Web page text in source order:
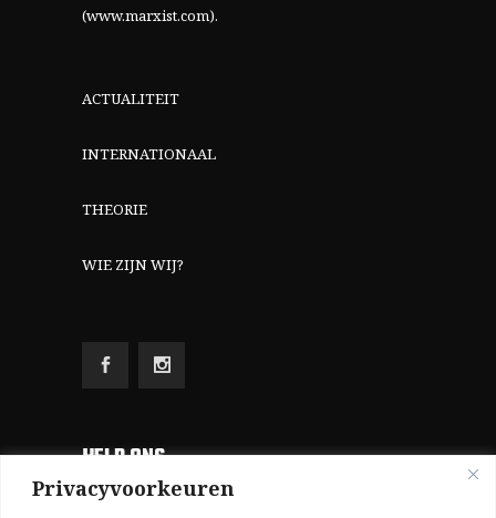
Privacyvoorkeuren
(www.marxist.com).
ACTUALITEIT
INTERNATIONAAL
THEORIE
WIE ZIJN WIJ?
HELP ONS